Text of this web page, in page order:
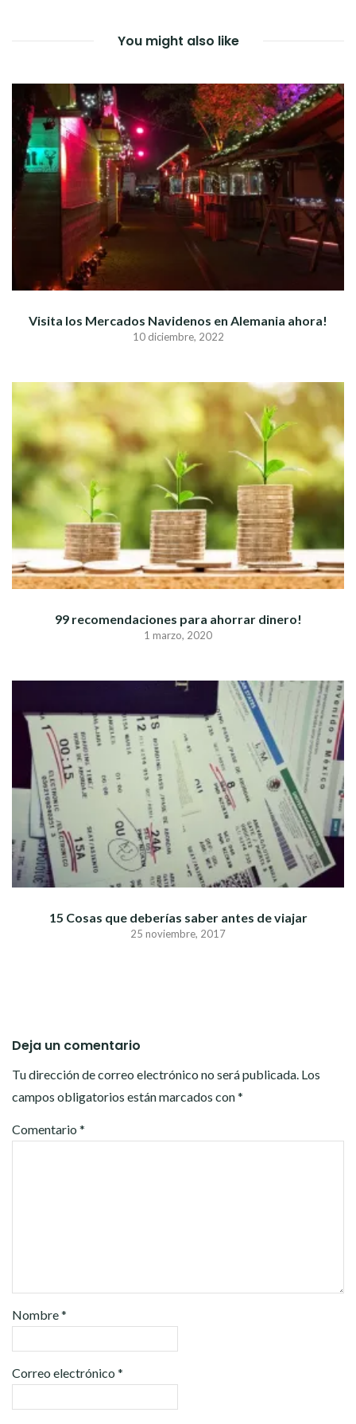
You might also like
Visita los Mercados Navidenos en Alemania ahora!
10 diciembre, 2022
99 recomendaciones para ahorrar dinero!
1 marzo, 2020
15 Cosas que deberías saber antes de viajar
25 noviembre, 2017
Deja un comentario
Tu dirección de correo electrónico no será publicada. Los
campos obligatorios están marcados con*
Comentario *
Nombre*
Correo electrónico *